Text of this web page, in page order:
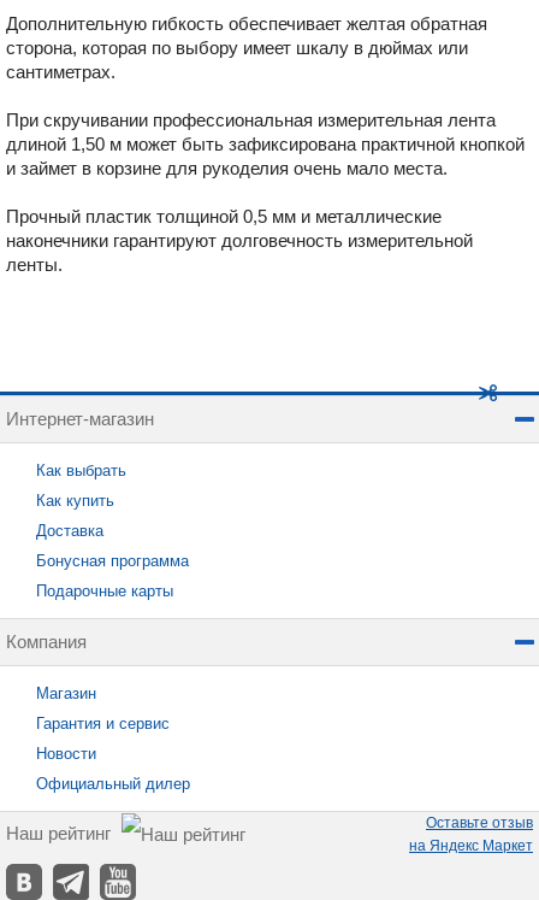
Дополнительную гибкость обеспечивает желтая обратная
сторона, которая по выбору имеет шкалу в дюймах или
сантиметрах.
При скручивании профессиональная измерительная лента
длиной 1,50 м может быть зафиксирована практичной кнопкой
и займет в корзине для рукоделия очень мало места.
Прочный пластик толщиной 0,5 мм и металлические
наконечники гарантируют долговечность измерительной
ленты.
Интернет-магазин
Как выбрать
Как купить
Доставка
Бонусная программа
Подарочные карты
Компания
Магазин
Гарантия и сервис
Новости
Официальный дилер
Наш рейтинг
Оставьте отзыв
на Яндекс Маркет